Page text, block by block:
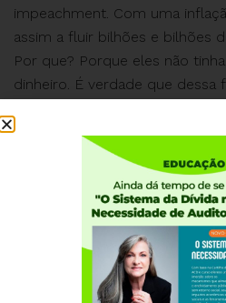
impeachment. Com uma
assim a fluir bilhões e bilhões
Por que? Porque eles não
dinheiro. É verdade que dessa
grande parte, que tinha sido
década de oitenta e voltou
elevadas taxas de juros que
liquidez do mercado financeiro
Só a partir de 1994 foi que
capitais estrangeiros. O